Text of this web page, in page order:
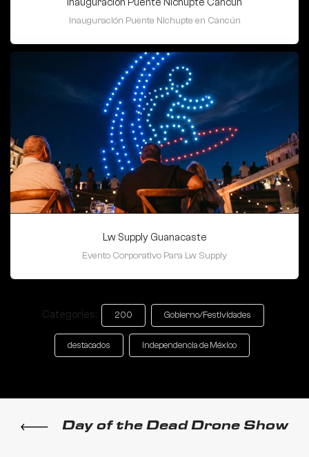
Inauguración Puente Nichupté Cancún
Inauguración Puente Nichupte en Cancún
Lw Supply Guanacaste
Evento Corporativo Para Lw Supply
Categories: 200 Gobierno/Festividades
destacados independencia de México
Day of the Dead Drone Show